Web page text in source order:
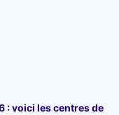
: voici les centres de